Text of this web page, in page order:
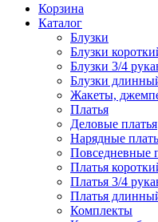
Корзина
Каталог
Блузки
Блузки
Блузки 3/4
Блузки
Жакеты,
Платья
Деловые платья
Нарядные
Повседневные
Платья
Платья 3/4
Платья
Комплекты